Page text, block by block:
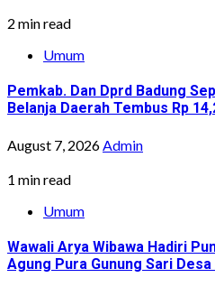
2 min read
Umum
Pemkab. Dan Dprd Badung
Belanja Daerah Tembus Rp
August 7, 2026 Admin
1 min read
Umum
Wawali Arya Wibawa Hadiri
Agung Pura Gunung Sari